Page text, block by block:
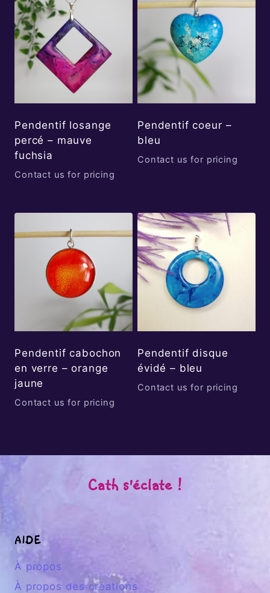
Pendentif losange
percé – mauve
fuchsia
Contact us for pricing
Pendentif coeur –
bleu
Contact us for pricing
Pendentif cabochon
en verre – orange
jaune
Contact us for pricing
Pendentif disque
évidé – bleu
Contact us for pricing
Cath s'éclate !
AIDE
À propos
À propos des créations